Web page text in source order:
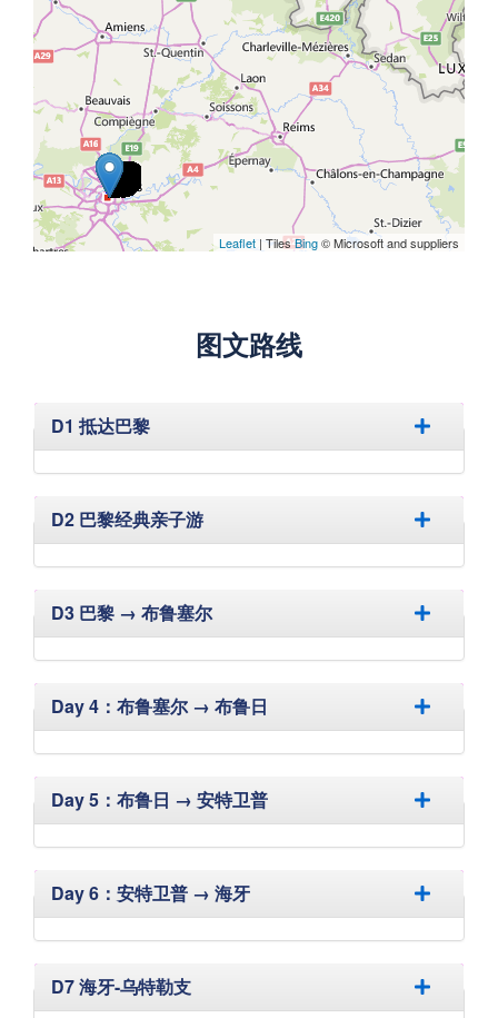
Leaflet | TilesBing© Microsoft and suppliers
图文路线
隐藏
D1 抵达巴黎
隐藏
D2 巴黎经典亲子游​
隐藏
D3 巴黎 → 布鲁塞尔
隐藏
Day 4：布鲁塞尔 → 布鲁日
隐藏
Day 5：布鲁日 → 安特卫普
隐藏
Day 6：安特卫普 → 海牙
隐藏
D7 海牙-乌特勒支